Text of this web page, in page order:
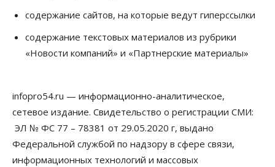
Общество
Новосибирской области, но режима ЧС не будет
07 Августа 2026, 10:00
выстраивают системы защиты от атак БПЛА
07 Августа 2026, 09:00
По «Сибэлектротерму» выдали исполнительные
листы на полмиллиарда рублей
содержание сайтов, на которые ведут гиперссылки
содержание текстовых материалов из рубрики
«Новости компаний» и «Партнерские материалы»
infopro54.ru — информационно-аналитическое,
сетевое издание. Свидетельство о регистрации СМИ:
ЭЛ № ФС 77 – 78381 от 29.05.2020 г, выдано
Федеральной службой по надзору в сфере связи,
информационных технологий и массовых